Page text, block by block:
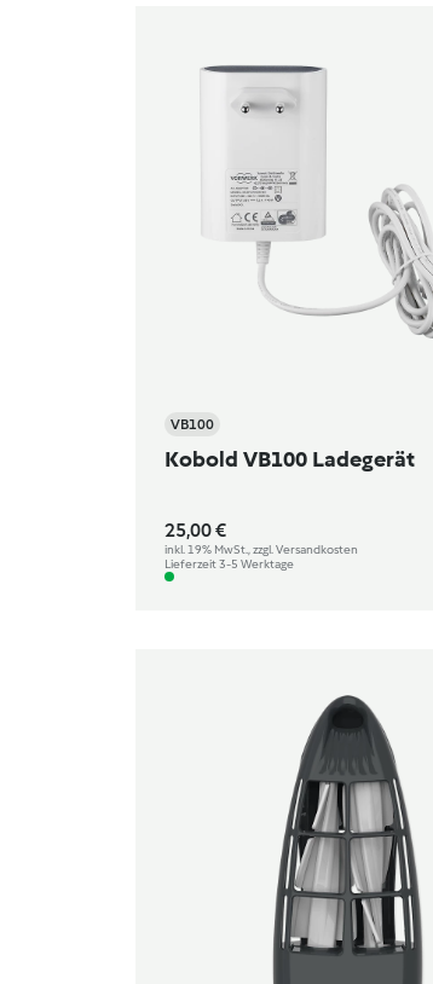
VB100
Kobold VB100 Ladegerät
25,00 €
inkl. 19% MwSt., zzgl. Versandkosten
Lieferzeit 3-5 Werktage